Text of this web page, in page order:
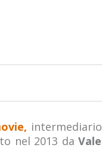
nel 2013 da